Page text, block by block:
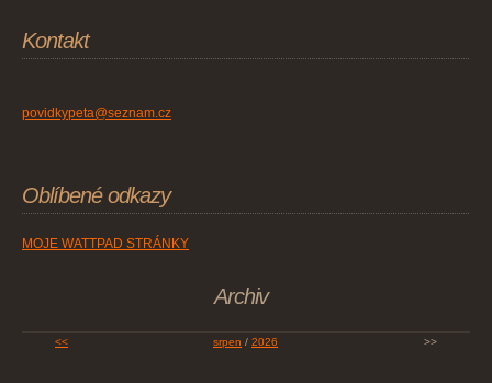
Kontakt
povidkypeta@seznam.cz
Oblíbené odkazy
MOJE WATTPAD STRÁNKY
Archiv
<< srpen / 2026 >>